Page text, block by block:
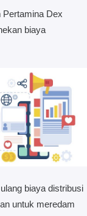
Pertamina Dex
biaya
biaya distribusi
untuk meredam